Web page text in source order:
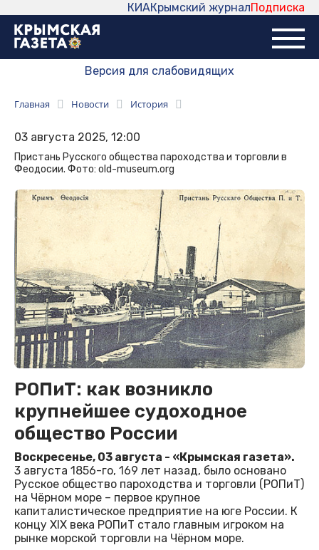
Подписка
Крымский журнал
КИА
Версия для слабовидящих
Главная Новости История
03 августа 2025, 12:00
Пристань Русского общества пароходства и торговли в
Феодосии. Фото: old-museum.org
РОПиТ: как возникло
крупнейшее судоходное
общество России
Воскресенье, 03 августа - «Крымская газета».
3 августа 1856-го, 169 лет назад, было основано
Русское общество пароходства и торговли (РОПиТ)
на Чёрном море – первое крупное
капиталистическое предприятие на юге России. К
концу XIX века РОПиТ стало главным игроком на
рынке морской торговли на Чёрном море.